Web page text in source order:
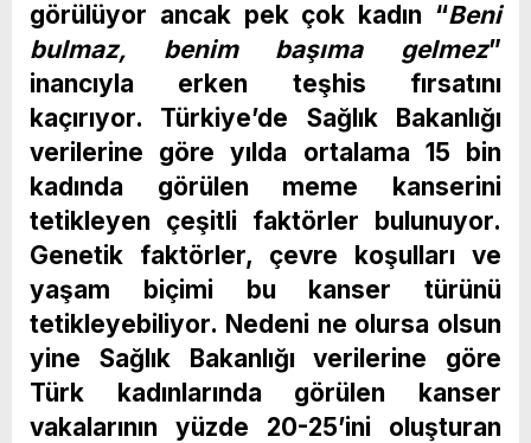
görülüyor ancak pek çok kadın “Beni
bulmaz, benim başıma gelmez”
inancıyla erken teşhis fırsatını
kaçırıyor. Türkiye’de Sağlık Bakanlığı
verilerine göre yılda ortalama 15 bin
kadında görülen meme kanserini
tetikleyen çeşitli faktörler bulunuyor.
Genetik faktörler, çevre koşulları ve
yaşam biçimi bu kanser türünü
tetikleyebiliyor. Nedeni ne olursa olsun
yine Sağlık Bakanlığı verilerine göre
Türk kadınlarında görülen kanser
vakalarının yüzde 20-25’ini oluşturan